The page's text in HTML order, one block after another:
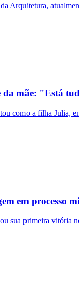
da mãe: "Está
como a filha Julia,
em processo
sua primeira vitória